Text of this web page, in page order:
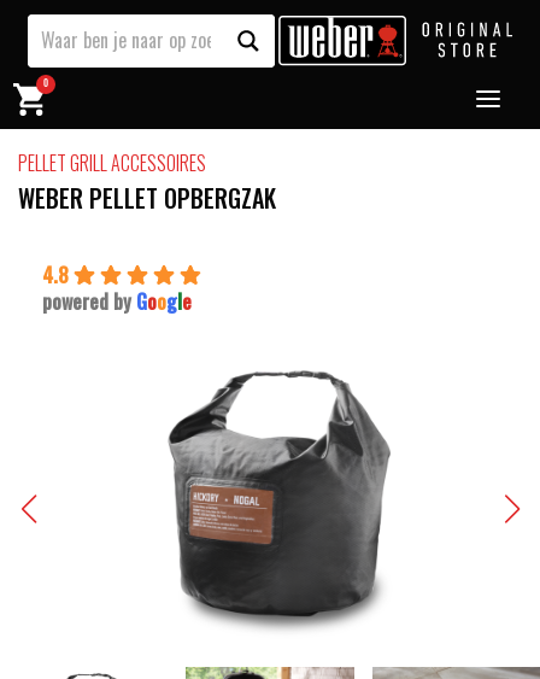
0
PELLET GRILL ACCESSOIRES
WEBER PELLET OPBERGZAK
4.8
powered by Google